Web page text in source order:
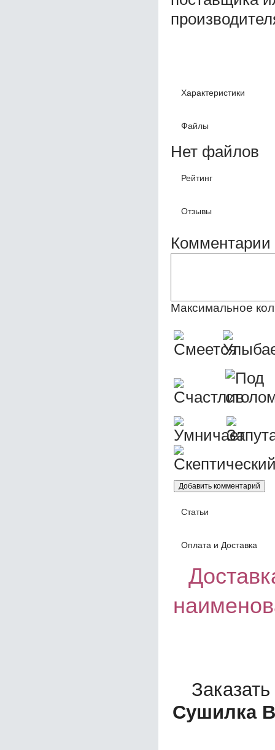
Характеристики
Файлы
Нет файлов
Рейтинг
Отзывы
Комментарии
Максимальное
Статьи
Оплата и Доставка
Сушилка